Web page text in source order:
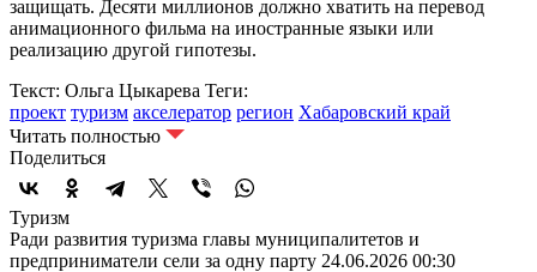
защищать. Десяти миллионов должно хватить на перевод
анимационного фильма на иностранные языки или
реализацию другой гипотезы.
Текст: Ольга Цыкарева Теги:
проект туризм акселератор регион Хабаровский край
Читать полностью
Поделиться
Туризм
Ради развития туризма главы муниципалитетов и
предприниматели сели за одну парту 24.06.2026 00:30